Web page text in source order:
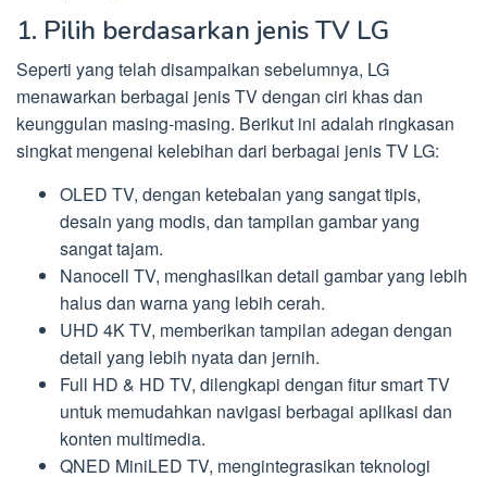
1. Pilih berdasarkan jenis TV LG
Seperti yang telah disampaikan sebelumnya, LG
menawarkan berbagai jenis TV dengan ciri khas dan
keunggulan masing-masing. Berikut ini adalah ringkasan
singkat mengenai kelebihan dari berbagai jenis TV LG:
OLED TV, dengan ketebalan yang sangat tipis,
desain yang modis, dan tampilan gambar yang
sangat tajam.
Nanocell TV, menghasilkan detail gambar yang lebih
halus dan warna yang lebih cerah.
UHD 4K TV, memberikan tampilan adegan dengan
detail yang lebih nyata dan jernih.
Full HD & HD TV, dilengkapi dengan fitur smart TV
untuk memudahkan navigasi berbagai aplikasi dan
konten multimedia.
QNED MiniLED TV, mengintegrasikan teknologi